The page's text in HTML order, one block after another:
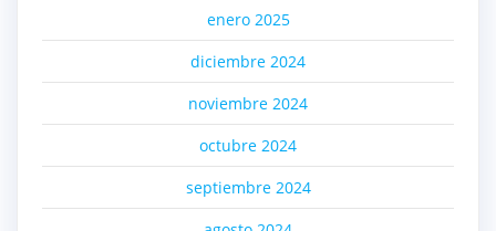
enero 2025
diciembre 2024
noviembre 2024
octubre 2024
septiembre 2024